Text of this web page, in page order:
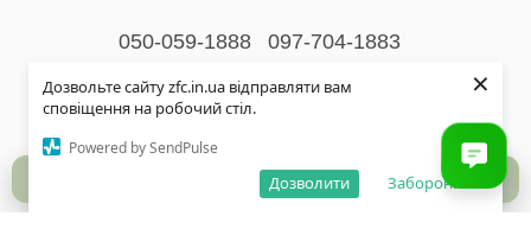
Дозвольте сайту zfc.in.ua відправляти вам
сповіщення на робочий стіл.
Powered by SendPulse
Заборонити
Дозволити
×
050-059-1888 097-704-1883
Контактна інформація
© 2026